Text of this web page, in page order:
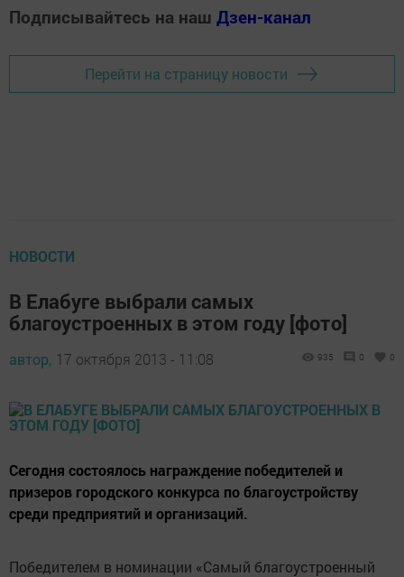
Подписывайтесь на наш Дзен-канал
Перейти на страницу новости
НОВОСТИ
В Елабуге выбрали самых
благоустроенных в этом году [фото]
автор, 17 октября 2013 - 11:08 935 0 0
Сегодня состоялось награждение победителей и
призеров городского конкурса по благоустройству
среди предприятий и организаций.
Победителем в номинации «Самый благоустроенный